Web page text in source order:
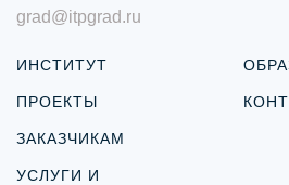
grad@itpgrad.ru
ИНСТИТУТ
ПРОЕКТЫ
ЗАКАЗЧИКАМ
УСЛУГИ И